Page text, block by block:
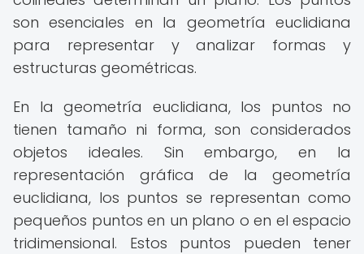
son esenciales en la geometría euclidiana
para representar y analizar formas y
estructuras geométricas.
En la geometría euclidiana, los puntos no
tienen tamaño ni forma, son considerados
objetos ideales. Sin embargo, en la
representación gráfica de la geometría
euclidiana, los puntos se representan como
pequeños puntos en un plano o en el espacio
tridimensional. Estos puntos pueden tener